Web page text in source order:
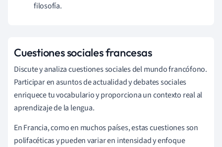
filosofía.
Cuestiones sociales francesas
Discute y analiza cuestiones sociales del mundo francófono.
Participar en asuntos de actualidad y debates sociales
enriquece tu vocabulario y proporciona un contexto real al
aprendizaje de la lengua.
En Francia, como en muchos países, estas cuestiones son
polifacéticas y pueden variar en intensidad y enfoque